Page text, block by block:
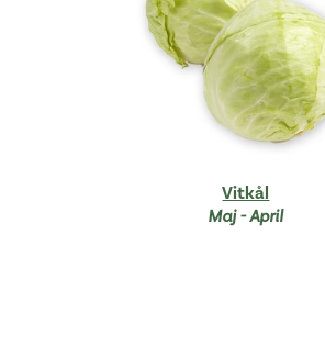
Vitkål
Maj - April